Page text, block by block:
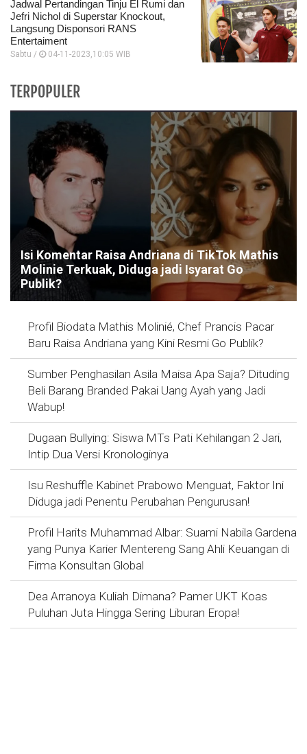
Jadwal Pertandingan Tinju El Rumi dan
Jefri Nichol di Superstar Knockout,
Langsung Disponsori RANS
Entertaiment
Sabtu / 04-11-2023,10:05 WIB
TERPOPULER
Isi Komentar Raisa Andriana di TikTok Mathis
Molinie Terkuak, Diduga jadi Isyarat Go
Publik?
Profil Biodata Mathis Molinié, Chef Prancis Pacar
Baru Raisa Andriana yang Kini Resmi Go Publik?
Sumber Penghasilan Asila Maisa Apa Saja? Dituding
Beli Barang Branded Pakai Uang Ayah yang Jadi
Wabup!
Dugaan Bullying: Siswa MTs Pati Kehilangan 2 Jari,
Intip Dua Versi Kronologinya
Isu Reshuffle Kabinet Prabowo Menguat, Faktor Ini
Diduga jadi Penentu Perubahan Pengurusan!
Profil Harits Muhammad Albar: Suami Nabila Gardena
yang Punya Karier Mentereng Sang Ahli Keuangan di
Firma Konsultan Global
Dea Arranoya Kuliah Dimana? Pamer UKT Koas
Puluhan Juta Hingga Sering Liburan Eropa!